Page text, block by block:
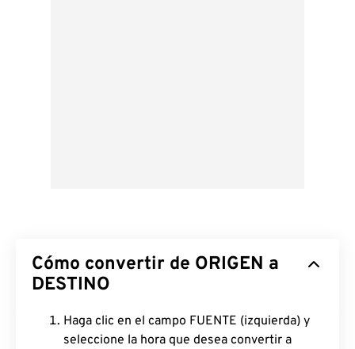
Cómo convertir de ORIGEN a
DESTINO
Haga clic en el campo FUENTE (izquierda) y
seleccione la hora que desea convertir a